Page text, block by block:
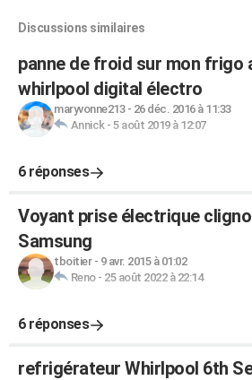
Discussions similaires
panne de froid sur mon frigo
whirlpool digital électro
maryvonne213- 26 déc. 2016 à 11:33
Annick- 5 août 2019 à 12:07
6 réponses
Voyant prise électrique
Samsung
tboitier- 9 avr. 2015 à 01:02
Reno- 25 août 2022 à 22:14
6 réponses
refrigérateur Whirlpool 6th